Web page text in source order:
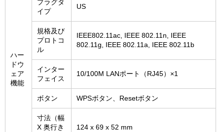
ハー
ドウ
ェア
機能
プラグタ
イプ
US
規格及び
プロトコ
ル
IEEE802.11ac, IEEE 802.11n, IEEE
802.11g, IEEE 802.11a, IEEE 802.11b
インター
フェイス
10/100M LANポート（RJ45）×1
ボタン WPSボタン、Resetボタン
寸法（幅
X 奥行き
124 x 69 x 52 mm